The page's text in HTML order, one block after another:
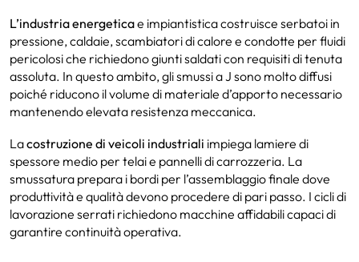
L’industria energeticae impiantistica costruisce serbatoi in
pressione, caldaie, scambiatori di calore e condotte per fluidi
pericolosi che richiedono giunti saldati con requisiti di tenuta
assoluta. In questo ambito, gli smussi a J sono molto diffusi
poiché riducono il volume di materiale d’apporto necessario
mantenendo elevata resistenza meccanica.
Lacostruzione di veicoli industriali impiega lamiere di
spessore medio per telai e pannelli di carrozzeria. La
smussatura prepara i bordi per l’assemblaggio finale dove
produttività e qualità devono procedere di pari passo. I cicli di
lavorazione serrati richiedono macchine affidabili capaci di
garantire continuità operativa.